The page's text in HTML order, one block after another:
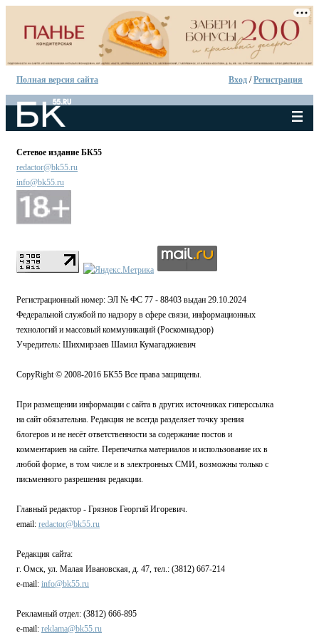
Полная версия сайта Вход /Регистрация
Сетевое издание БК55
redactor@bk55.ru
info@bk55.ru
Регистрационный номер: ЭЛ № ФС 77 - 88403 выдан 29.10.2024
Федеральной службой по надзору в сфере связи, информационных
технологий и массовый коммуникаций (Роскомнадзор)
Учредитель: Шихмирзаев Шамил Кумагаджиевич
CopyRight © 2008-2016 БК55 Все права защищены.
При размещении информации с сайта в других источниках гиперссылка
на сайт обязательна. Редакция не всегда разделяет точку зрения
блогеров и не несёт ответственности за содержание постов и
комментариев на сайте. Перепечатка материалов и использование их в
любой форме, в том числе и в электронных СМИ, возможны только с
письменного разрешения редакции.
Главный редактор - Грязнов Георгий Игоревич.
email: redactor@bk55.ru
Редакция сайта:
г. Омск, ул. Малая Ивановская, д. 47, тел.: (3812) 667-214
e-mail: info@bk55.ru
Рекламный отдел: (3812) 666-895
e-mail: reklama@bk55.ru